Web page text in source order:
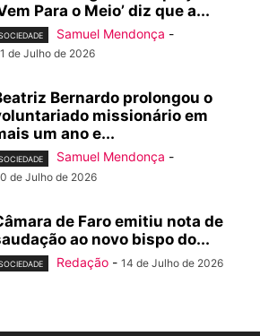
Para o Meio’ diz que a...
Samuel Mendonça -
de Julho de 2026
Bernardo prolongou o
missionário em
um ano e...
Samuel Mendonça -
de Julho de 2026
de Faro emitiu nota de
ao novo bispo do...
Redação - 14 de Julho de 2026